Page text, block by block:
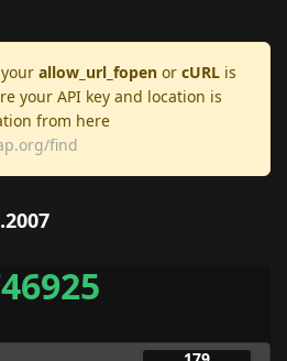
allow_url_fopen or cURL is
your API key and location is
from here
find